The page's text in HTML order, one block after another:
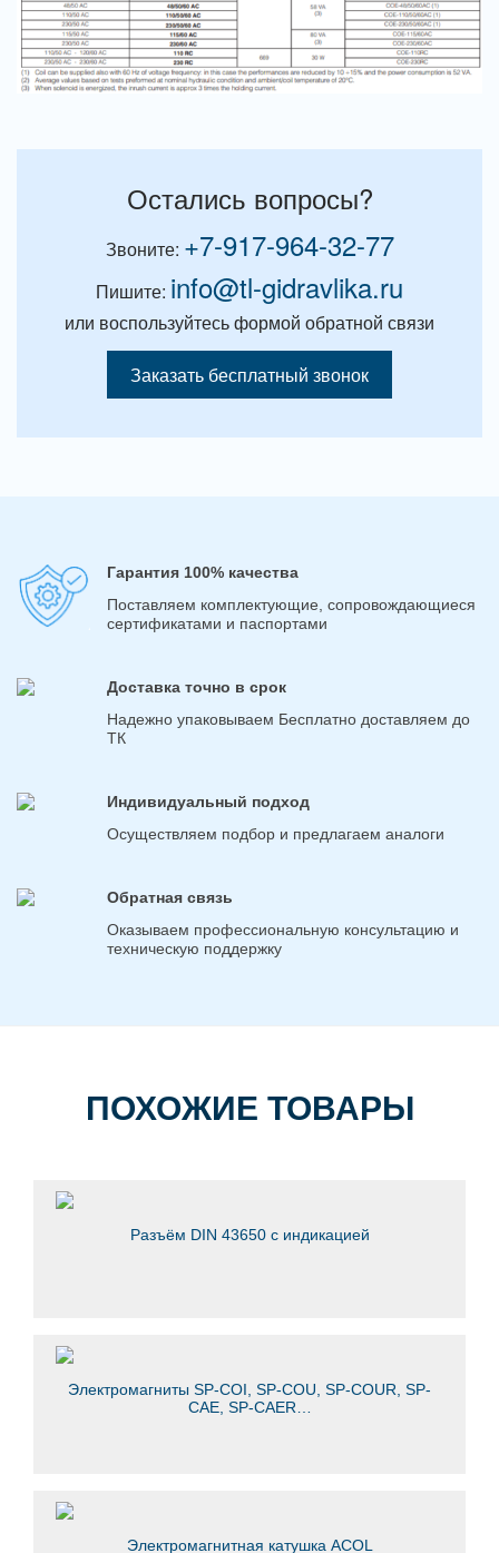
Остались вопросы?
Звоните: +7-917-964-32-77
Пишите: info@tl-gidravlika.ru
или воспользуйтесь формой обратной связи
Заказать бесплатный звонок
Гарантия 100% качества
Поставляем комплектующие, сопровождающиеся
сертификатами и паспортами
Доставка точно в срок
Надежно упаковываем Бесплатно доставляем до
ТК
Индивидуальный подход
Осуществляем подбор и предлагаем аналоги
Обратная связь
Оказываем профессиональную консультацию и
техническую поддержку
ПОХОЖИЕ ТОВАРЫ
Разъём DIN 43650 с индикацией
Электромагниты SP-COI, SP-COU, SP-COUR, SP-
СAE, SP-СAER…
Электромагнитная катушка ACOL